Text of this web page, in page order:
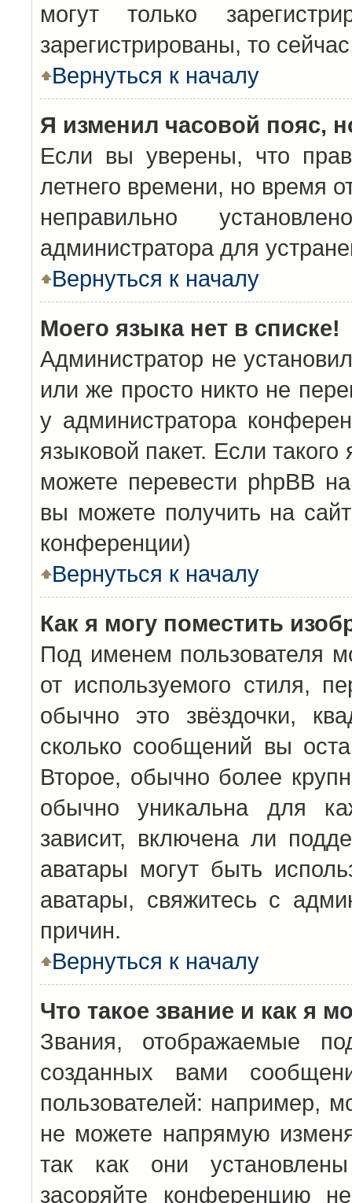
могут только
зарегистрированы, то
Вернуться к началу
Я изменил часовой пояс,
Если вы уверены, что
летнего времени, но время
неправильно
администратора для
Вернуться к началу
Моего языка нет в списке!
Администратор не
или же просто никто не
у администратора
языковой пакет. Если
можете перевести phpBB
вы можете получить на
конференции)
Вернуться к началу
Как я могу поместить
Под именем пользователя
от используемого стиля,
обычно это звёздочки,
сколько сообщений вы
Второе, обычно более
обычно уникальна для
зависит, включена ли
аватары могут быть
аватары, свяжитесь с
причин.
Вернуться к началу
Что такое звание и как я
Звания, отображаемые
созданных вами
пользователей: например,
не можете напрямую
так как они
засоряйте конференцию